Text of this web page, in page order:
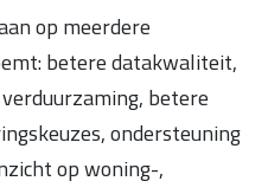
op meerdere
betere datakwaliteit,
betere
ondersteuning
op woning-,